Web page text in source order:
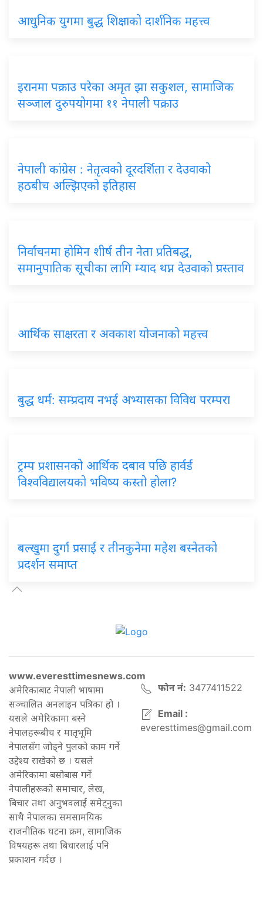
आधुनिक युगमा बुद्ध शिक्षाको दार्शनिक महत्त्व
इरानमा पक्राउ परेका अमृत झा सकुशल, सामाजिक
सञ्जाल दुरुपयोगमा ११ नेपाली पक्राउ
नेपाली कांग्रेस : नेतृत्वको दूरदर्शिता र देउवाको
हठबीच अल्झिएको इतिहास
निर्वाचनमा होमिन शीर्ष तीन नेता प्रतिबद्ध,
समानुपातिक सूचीका लागि म्याद थप्न देउवाको प्रस्ताव
आर्थिक साक्षरता र अवकाश योजनाको महत्त्व
बुद्ध धर्म: सम्प्रदाय नभई अभ्यासका विविध परम्परा
ट्रम्प प्रशासनको आर्थिक दबाव पछि हार्वर्ड
विश्वविद्यालयको भविष्य कस्तो होला?
बल्खुमा दुर्गा प्रसाई र तीनकुनेमा महेश बस्नेतको
प्रदर्शन समाप्त
www.everesttimesnews.com
अमेरिकाबाट नेपाली भाषामा
सञ्चालित अनलाइन पत्रिका हो ।
यसले अमेरिकामा बस्ने
नेपालहरूबीच र मातृभूमि
नेपालसँग जोड्ने पुलको काम गर्ने
उद्देश्य राखेको छ । यसले
अमेरिकामा बसोबास गर्ने
नेपालीहरूको समाचार, लेख,
बिचार तथा अनुभवलाई समेट्नुका
साथै नेपालका समसामयिक
राजनीतिक घटना क्रम, सामाजिक
विषयहरू तथा बिचारलाई पनि
प्रकाशन गर्दछ ।
फोन नं: 3477411522
Email :
everesttimes@gmail.com